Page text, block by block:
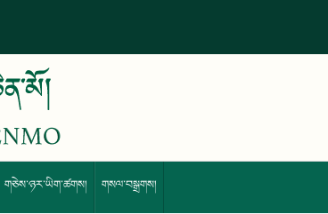
གཅེས་ཉར་ཡིག་ཚགས། གསལ་བསྒྲགས།